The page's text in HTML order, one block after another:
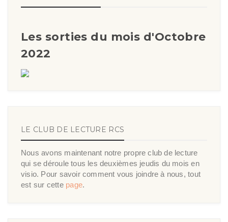
Les sorties du mois d'Octobre
2022
LE CLUB DE LECTURE RCS
Nous avons maintenant notre propre club de lecture
qui se déroule tous les deuxièmes jeudis du mois en
visio. Pour savoir comment vous joindre à nous, tout
est sur cette page.